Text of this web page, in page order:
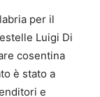
per il
Luigi Di
cosentina
è stato a
e